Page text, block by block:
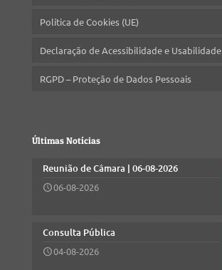
Política de Cookies (UE)
Declaração de Acessibilidade e Usabilidade
RGPD – Proteção de Dados Pessoais
Últimas Notícias
Reunião de Câmara | 06-08-2026
06-08-2026
Consulta Pública
04-08-2026